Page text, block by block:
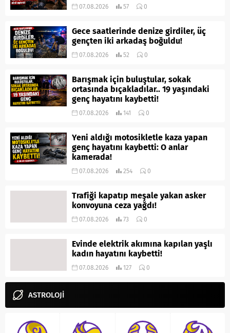
07.08.2026 57 0
Gece saatlerinde denize girdiler, üç
gençten iki arkadaş boğuldu!
07.08.2026 52 0
Barışmak için buluştular, sokak
ortasında bıçakladılar.. 19 yaşındaki
genç hayatını kaybetti!
07.08.2026 141 0
Yeni aldığı motosikletle kaza yapan
genç hayatını kaybetti: O anlar
kamerada!
07.08.2026 254 0
Trafiği kapatıp meşale yakan asker
konvoyuna ceza yağdı!
07.08.2026 73 0
Evinde elektrik akımına kapılan yaşlı
kadın hayatını kaybetti!
07.08.2026 127 0
ASTROLOJİ